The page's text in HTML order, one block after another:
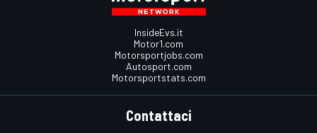
InsideEvs.it
Motor1.com
Motorsportjobs.com
Autosport.com
Motorsportstats.com
Contattaci